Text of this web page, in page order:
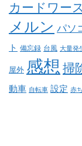
カードワー
メルン パソ
ト 備忘録 台風 大量発
屋外 感想 掃
動車 自転車 設定 赤